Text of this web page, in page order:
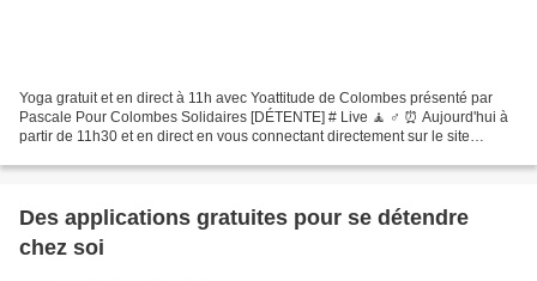
Yoga gratuit et en direct à 11h avec Yoattitude de Colombes présenté par
Pascale Pour Colombes Solidaires [DÉTENTE] # Live 🧘 ♂️ ⏰ Aujourd'hui à
partir de 11h30 et en direct en vous connectant directement sur le site
Des applications gratuites pour se détendre
chez soi